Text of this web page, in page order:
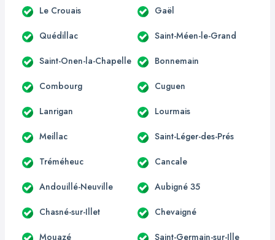
Le Crouais Gaël
Quédillac Saint-Méen-le-Grand
Saint-Onen-la-Chapelle Bonnemain
Combourg Cuguen
Lanrigan Lourmais
Meillac Saint-Léger-des-Prés
Tréméheuc Cancale
Andouillé-Neuville Aubigné 35
Chasné-sur-Illet Chevaigné
Mouazé Saint-Germain-sur-Ille